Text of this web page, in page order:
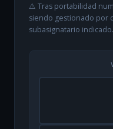
⚠️ Tras portabilidad
siendo gestionado por
subasignatario